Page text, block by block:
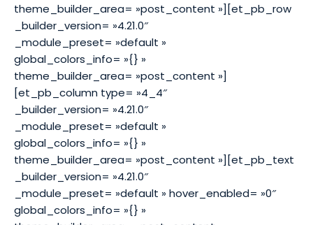
theme_builder_area= »post_content »][et_pb_row
_builder_version= »4.21.0″
_module_preset= »default »
global_colors_info= »{} »
theme_builder_area= »post_content »]
[et_pb_column type= »4_4″
_builder_version= »4.21.0″
_module_preset= »default »
global_colors_info= »{} »
theme_builder_area= »post_content »][et_pb_text
_builder_version= »4.21.0″
_module_preset= »default » hover_enabled= »0″
global_colors_info= »{} »